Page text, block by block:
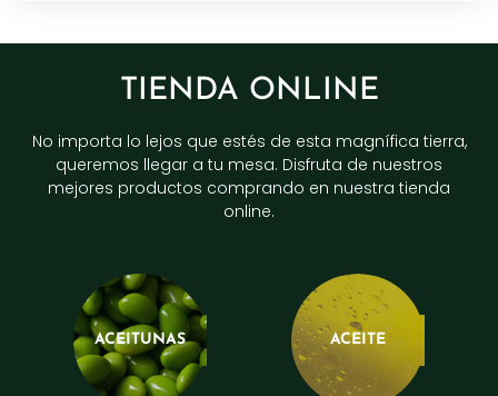
TIENDA ONLINE
No importa lo lejos que estés de esta magnífica tierra,
queremos llegar a tu mesa. Disfruta de nuestros
mejores productos comprando en nuestra tienda
online.
ACEITUNAS ACEITE